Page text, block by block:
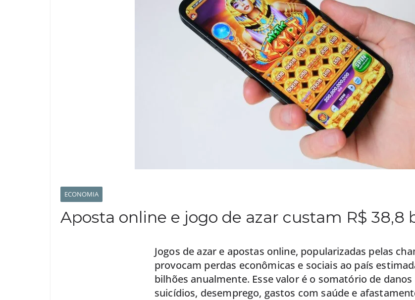
ECONOMIA
Aposta online e jogo de azar custam R$ 38,8
Jogos de azar e apostas online, popularizadas pelas
provocam perdas econômicas e sociais ao país
bilhões anualmente. Esse valor é o somatório de
suicídios, desemprego, gastos com saúde e